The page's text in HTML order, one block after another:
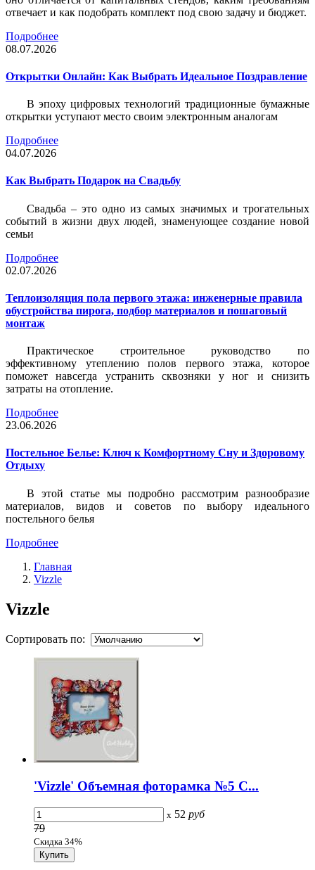
отвечает и как подобрать комплект под свою задачу и бюджет.
Подробнее
08.07.2026
Открытки Онлайн: Как Выбрать Идеальное Поздравление
В эпоху цифровых технологий традиционные бумажные
открытки уступают место своим электронным аналогам
Подробнее
04.07.2026
Как Выбрать Подарок на Свадьбу
Свадьба – это одно из самых значимых и трогательных
событий в жизни двух людей, знаменующее создание новой
семьи
Подробнее
02.07.2026
Теплоизоляция пола первого этажа: инженерные правила
обустройства пирога, подбор материалов и пошаговый
монтаж
Практическое строительное руководство по
эффективному утеплению полов первого этажа, которое
поможет навсегда устранить сквозняки у ног и снизить
затраты на отопление.
Подробнее
23.06.2026
Постельное Белье: Ключ к Комфортному Сну и Здоровому
Отдыху
В этой статье мы подробно рассмотрим разнообразие
материалов, видов и советов по выбору идеального
постельного белья
Подробнее
Главная
Vizzle
Vizzle
Сортировать по:
'Vizzle' Объемная фоторамка №5 С...
x 52 руб
79
Скидка 34%